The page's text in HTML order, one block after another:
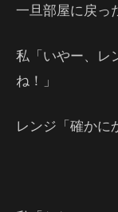
一旦部屋に戻っ
私「いやー、レ
ね！」
レンジ「確かに